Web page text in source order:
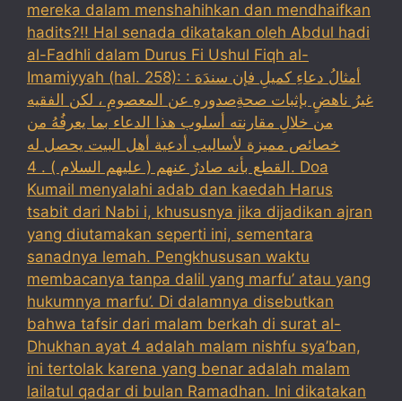
mereka dalam menshahihkan dan mendhaifkan
hadits?!! Hal senada dikatakan oleh Abdul hadi
al-Fadhli dalam Durus Fi Ushul Fiqh al-
Imamiyyah (hal. 258): : أمثالُ دعاءِ كميلِ فإن سندَهَ
غيرُ ناهضٍ بإثبات صحةِصدورهِ عن المعصومِ ، لكن الفقيه
من خلالِ مقارنته أسلوب هذا الدعاء بما يعرفُهُ من
خصائص مميزة لأساليب أدعية أهل البيت يحصل له
القطع بأنه صادرٌ عنهم ( عليهم السلام ) . 4. Doa
Kumail menyalahi adab dan kaedah Harus
tsabit dari Nabi i, khususnya jika dijadikan ajran
yang diutamakan seperti ini, sementara
sanadnya lemah. Pengkhususan waktu
membacanya tanpa dalil yang marfu’ atau yang
hukumnya marfu’. Di dalamnya disebutkan
bahwa tafsir dari malam berkah di surat al-
Dhukhan ayat 4 adalah malam nishfu sya’ban,
ini tertolak karena yang benar adalah malam
lailatul qadar di bulan Ramadhan. Ini dikatakan